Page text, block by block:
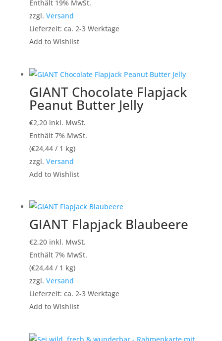
Enthält 19% MwSt.
zzgl. Versand
Lieferzeit: ca. 2-3 Werktage
Add to Wishlist
GIANT Chocolate Flapjack
Peanut Butter Jelly
€2,20 inkl. MwSt.
Enthält 7% MwSt.
(€24,44/ 1 kg)
zzgl. Versand
Add to Wishlist
GIANT Flapjack Blaubeere
€2,20 inkl. MwSt.
Enthält 7% MwSt.
(€24,44/ 1 kg)
zzgl. Versand
Lieferzeit: ca. 2-3 Werktage
Add to Wishlist